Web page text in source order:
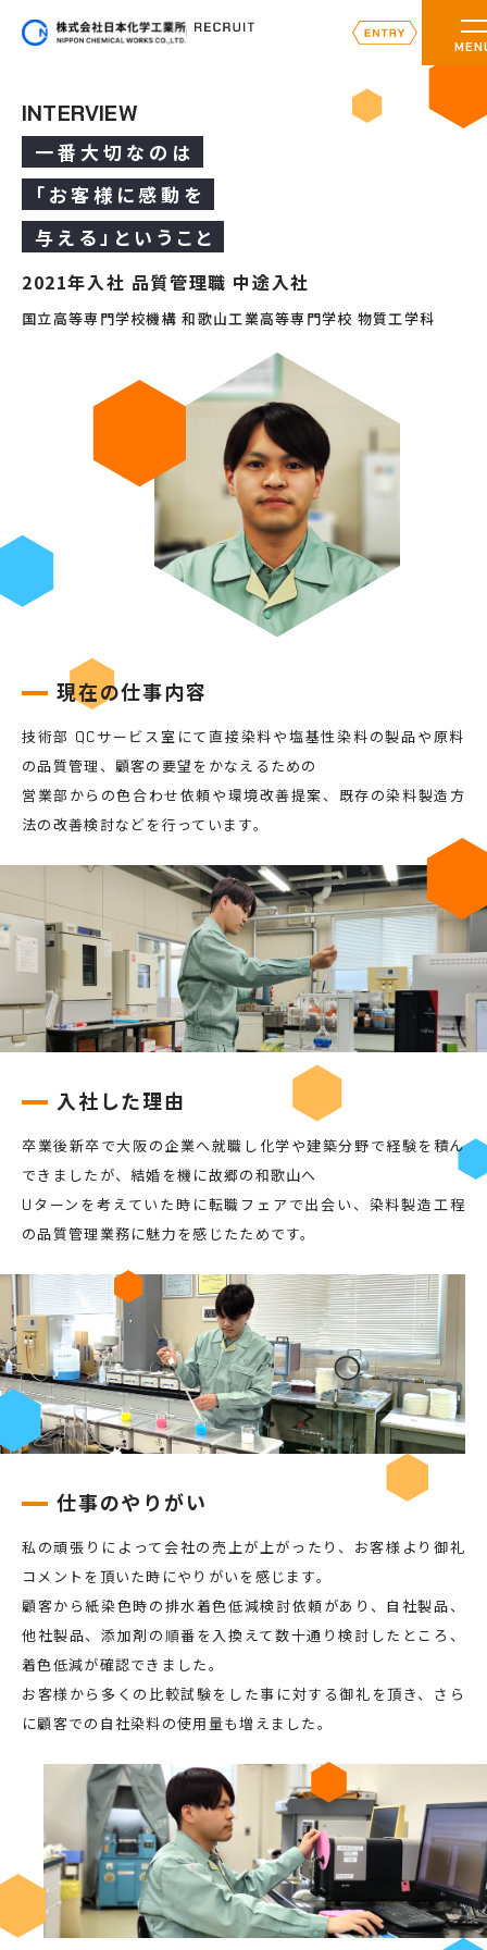
INTERVIEW
一番 大切 な の は
「 お客様 に感動 を
与 え る」 と い う こ と
2021年入社 品質管理職 中途入社
国立高等専門学校機構 和歌山工業高等専門学校 物質工学科
現在の仕事内容
技術部 QCサービス室にて直接染料や塩基性染料の製品や原料
の品質管理、顧客の要望をかなえるための
営業部からの色合わせ依頼や環境改善提案、既存の染料製造方
法の改善検討などを行っています。
入社した理由
卒業後新卒で大阪の企業へ就職し化学や建築分野で経験を積ん
できましたが、結婚を機に故郷の和歌山へ
Uターンを考えていた時に転職フェアで出会い、染料製造工程
の品質管理業務に魅力を感じたためです。
仕事のやりがい
私の頑張りによって会社の売上が上がったり、お客様より御礼
コメントを頂いた時にやりがいを感じます。
顧客から紙染色時の排水着色低減検討依頼があり、自社製品、
他社製品、添加剤の順番を入換えて数十通り検討したところ、
着色低減が確認できました。
お客様から多くの比較試験をした事に対する御礼を頂き、さら
に顧客での自社染料の使用量も増えました。